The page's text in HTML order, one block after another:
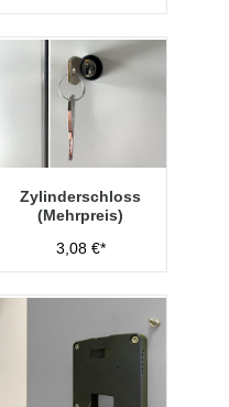
Zylinderschloss
(Mehrpreis)
3,08 €*